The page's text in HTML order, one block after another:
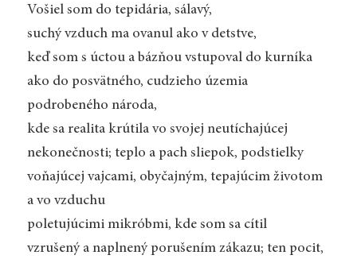
Vošiel som do tepidária, sálavý,
suchý vzduch ma ovanul ako v detstve,
keď som s úctou a bázňou vstupoval do kurníka
ako do posvätného, cudzieho územia
podrobeného národa,
kde sa realita krútila vo svojej neutíchajúcej
nekonečnosti; teplo a pach sliepok, podstielky
voňajúcej vajcami, obyčajným, tepajúcim životom
a vo vzduchu
poletujúcimi mikróbmi, kde som sa cítil
vzrušený a naplnený porušením zákazu; ten pocit,